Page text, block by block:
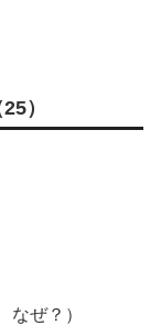
）
なぜ？）